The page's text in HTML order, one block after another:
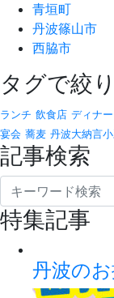
青垣町
丹波篠山市
西脇市
タグで絞
ランチ 飲食店 ディナー
宴会 蕎麦 丹波大納言
記事検索
特集記事
丹波の